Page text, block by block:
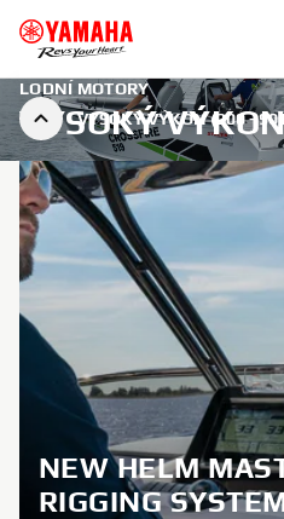
VYSOKÝ VÝKON (200 - 90
LODNÍ MOTORY
VYSOKÝ
NEW HELM
RIGGING